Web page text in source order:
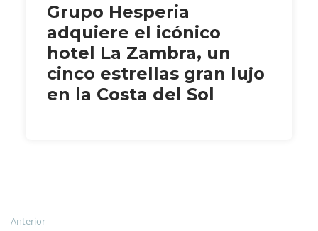
Grupo Hesperia
adquiere el icónico
hotel La Zambra, un
cinco estrellas gran lujo
en la Costa del Sol
Anterior